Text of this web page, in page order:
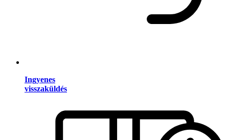
Ingyenes
visszaküldés